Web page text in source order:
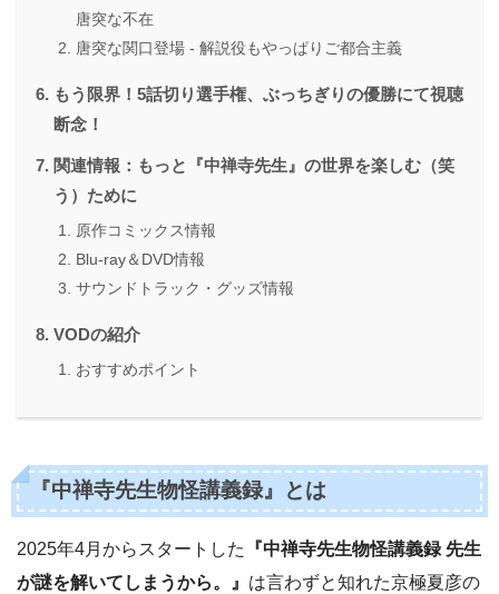
唐突な不在
唐突な関口登場 - 解説役もやっぱりご都合主義
もう限界！5話切り選手権、ぶっちぎりの優勝にて視聴
断念！
関連情報：もっと『中禅寺先生』の世界を楽しむ（笑
う）ために
原作コミックス情報
Blu-ray＆DVD情報
サウンドトラック・グッズ情報
VODの紹介
おすすめポイント
『中禅寺先生物怪講義録』とは
2025年4月からスタートした
『中禅寺先生物怪講義録 先生
が謎を解いてしまうから。』 は言わずと知れた京極夏彦の